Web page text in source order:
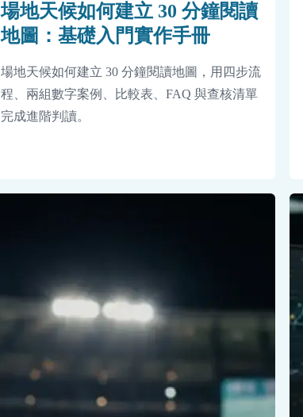
場地天候如何建立 30 分鐘閱讀
地圖：基礎入門實作手冊
場地天候如何建立 30 分鐘閱讀地圖，用四步流
程、兩組數字案例、比較表、FAQ 與查核清單
完成進階判讀。